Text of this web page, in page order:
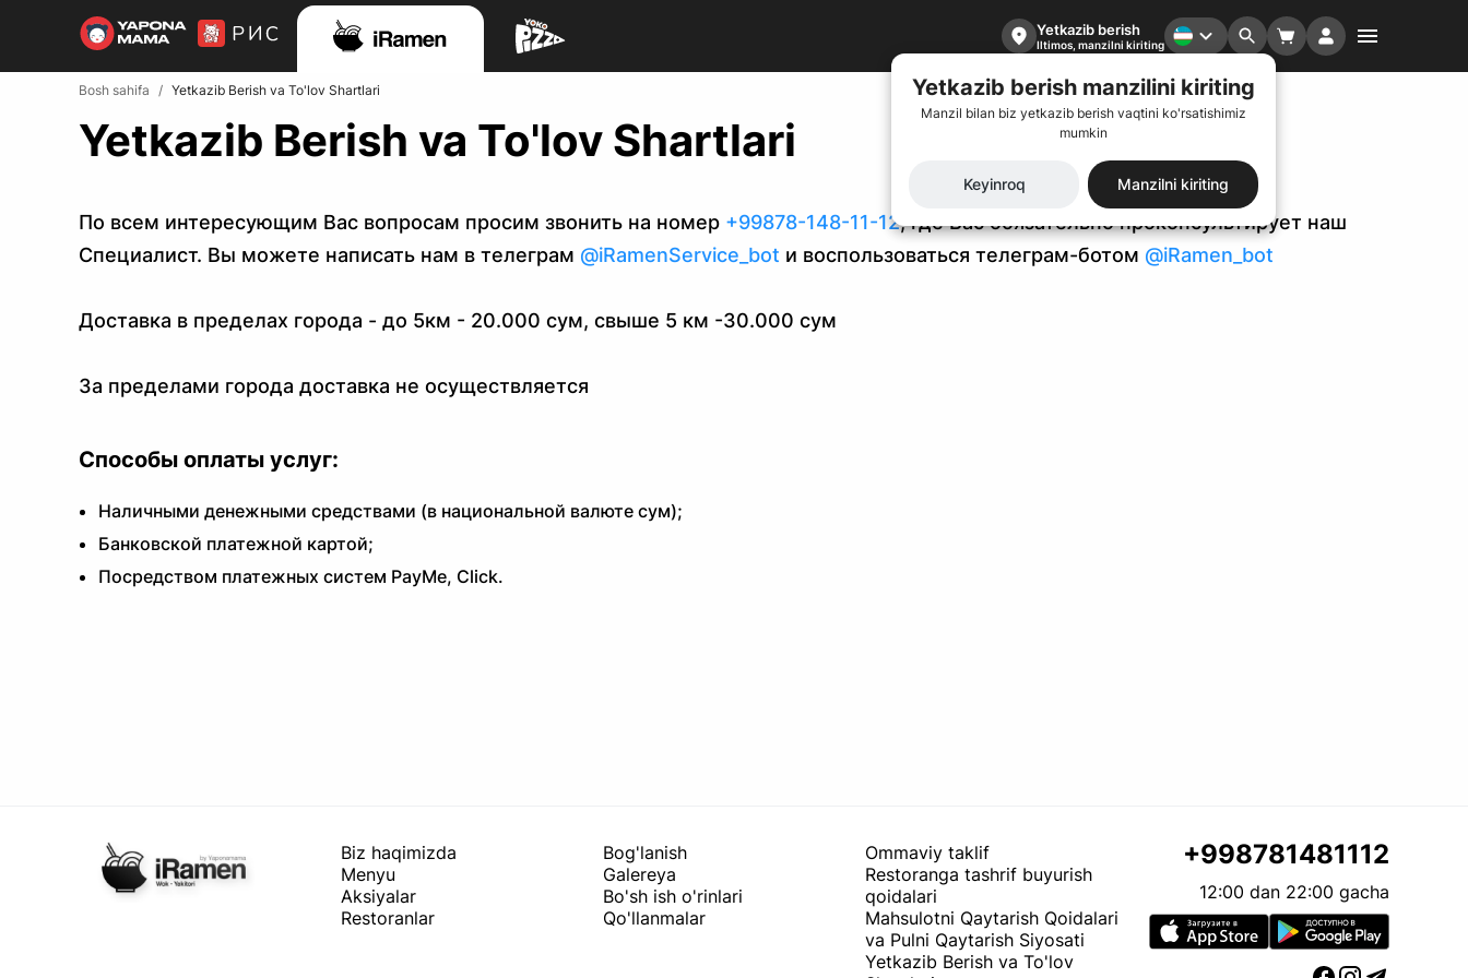
Yetkazib berish
Iltimos, manzilni kiriting
Bosh sahifa / Yetkazib Berish va To'lov Shartlari
Yetkazib Berish va To'lov Shartlari
По всем интересующим Вас вопросам просим звонить на номер +99878-148-11-12, где Вас обязательно проконсультирует наш
Специалист. Вы можете написать нам в телеграм @iRamenService_bot и воспользоваться телеграм-ботом @iRamen_bot
Доставка в пределах города - до 5км - 20.000 сум, свыше 5 км -30.000 сум
За пределами города доставка не осуществляется
Способы оплаты услуг:
Наличными денежными средствами (в национальной валюте сум);
Банковской платежной картой;
Посредством платежных систем PayMe, Click.
Biz haqimizda
Menyu
Aksiyalar
Restoranlar
Bog'lanish
Galereya
Bo'sh ish o'rinlari
Qo'llanmalar
Ommaviy taklif
Restoranga tashrif buyurish
qoidalari
Mahsulotni Qaytarish Qoidalari
va Pulni Qaytarish Siyosati
Yetkazib Berish va To'lov
+998781481112
12:00 dan 22:00 gacha
Yetkazib berish manzilini kiriting
Manzil bilan biz yetkazib berish vaqtini ko'rsatishimiz
mumkin
Keyinroq Manzilni kiriting